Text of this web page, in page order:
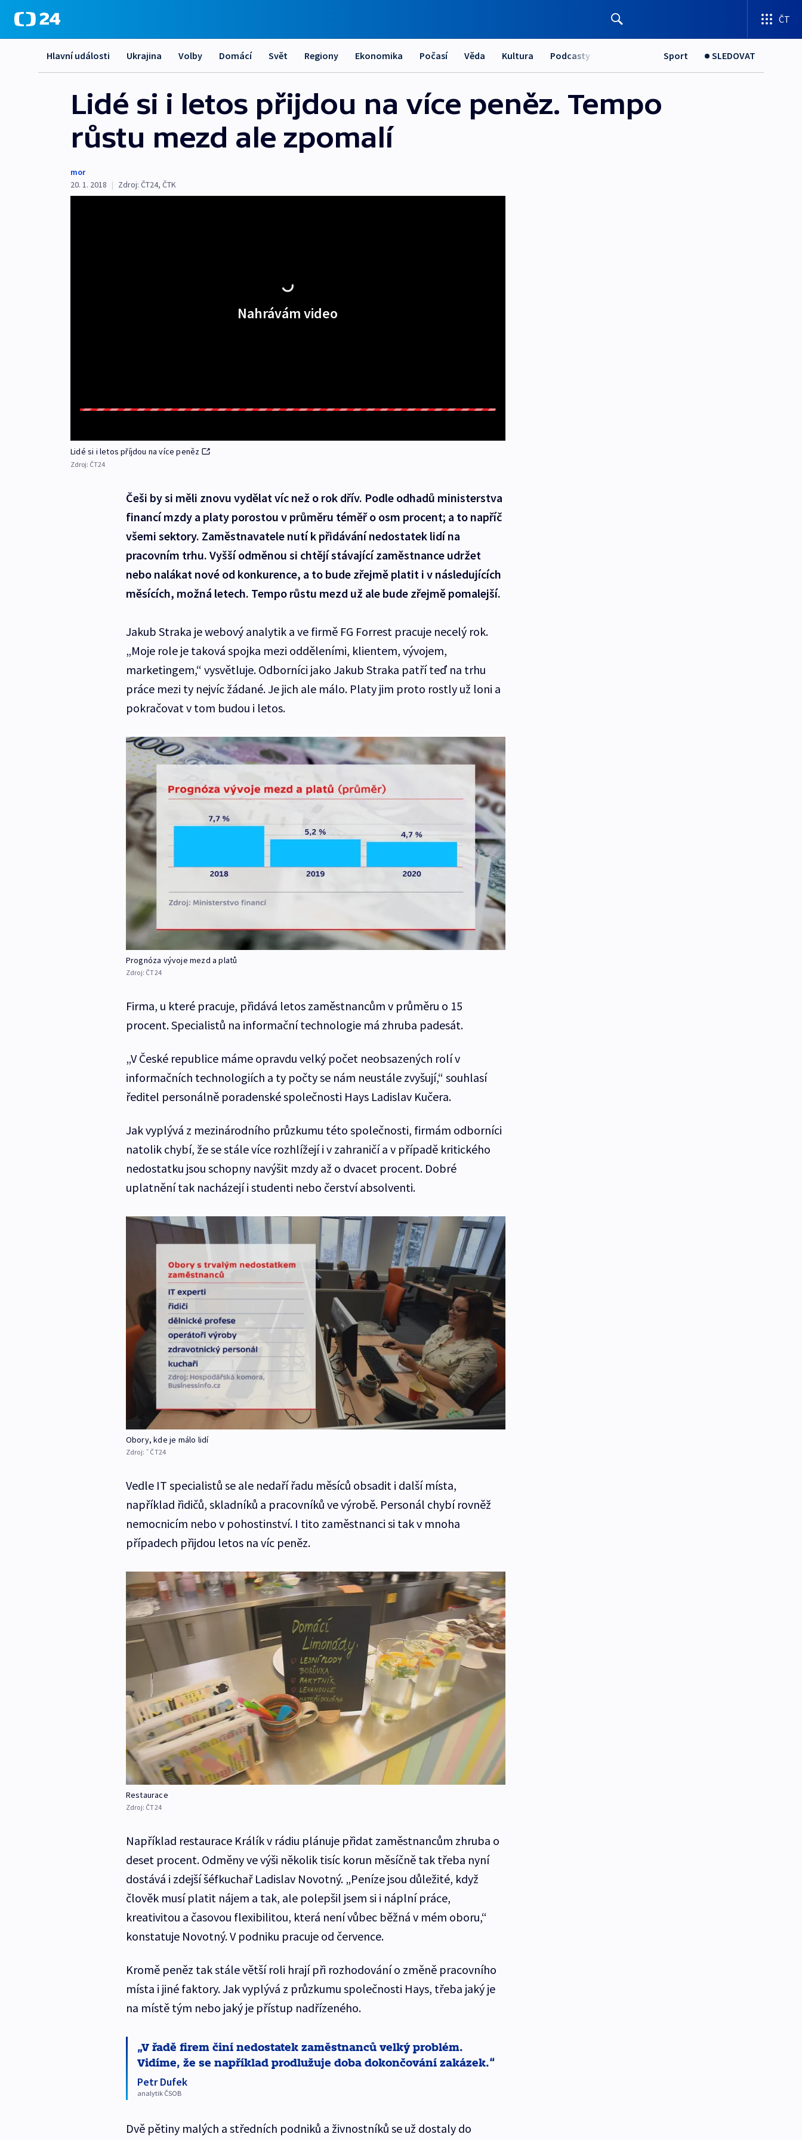
ČT
Hlavní události Ukrajina Volby Domácí Svět Regiony Ekonomika Počasí Věda Kultura Podcasty Sport SLEDOVAT
Lidé si i letos přijdou na více peněz. Tempo
růstu mezd ale zpomalí
mor
20. 1. 2018 | Zdroj: ČT24, ČTK
Nahrávám video
Lidé si i letos příjdou na více peněz
Zdroj: ČT24
Češi by si měli znovu vydělat víc než o rok dřív. Podle odhadů ministerstva
financí mzdy a platy porostou v průměru téměř o osm procent; a to napříč
všemi sektory. Zaměstnavatele nutí k přidávání nedostatek lidí na
pracovním trhu. Vyšší odměnou si chtějí stávající zaměstnance udržet
nebo nalákat nové od konkurence, a to bude zřejmě platit i v následujících
měsících, možná letech. Tempo růstu mezd už ale bude zřejmě pomalejší.
Jakub Straka je webový analytik a ve firmě FG Forrest pracuje necelý rok.
„Moje role je taková spojka mezi odděleními, klientem, vývojem,
marketingem,“ vysvětluje. Odborníci jako Jakub Straka patří teď na trhu
práce mezi ty nejvíc žádané. Je jich ale málo. Platy jim proto rostly už loni a
pokračovat v tom budou i letos.
Prognóza vývoje mezd a platů
Zdroj: ČT24
Firma, u které pracuje, přidává letos zaměstnancům v průměru o 15
procent. Specialistů na informační technologie má zhruba padesát.
„V České republice máme opravdu velký počet neobsazených rolí v
informačních technologiích a ty počty se nám neustále zvyšují,“ souhlasí
ředitel personálně poradenské společnosti Hays Ladislav Kučera.
Jak vyplývá z mezinárodního průzkumu této společnosti, firmám odborníci
natolik chybí, že se stále více rozhlížejí i v zahraničí a v případě kritického
nedostatku jsou schopny navýšit mzdy až o dvacet procent. Dobré
uplatnění tak nacházejí i studenti nebo čerství absolventi.
Obory, kde je málo lidí
Zdroj: ˇČT24
Vedle IT specialistů se ale nedaří řadu měsíců obsadit i další místa,
například řidičů, skladníků a pracovníků ve výrobě. Personál chybí rovněž
nemocnicím nebo v pohostinství. I tito zaměstnanci si tak v mnoha
případech přijdou letos na víc peněz.
Restaurace
Zdroj: ČT24
Například restaurace Králík v rádiu plánuje přidat zaměstnancům zhruba o
deset procent. Odměny ve výši několik tisíc korun měsíčně tak třeba nyní
dostává i zdejší šéfkuchař Ladislav Novotný. „Peníze jsou důležité, když
člověk musí platit nájem a tak, ale polepšil jsem si i náplní práce,
kreativitou a časovou flexibilitou, která není vůbec běžná v mém oboru,“
konstatuje Novotný. V podniku pracuje od července.
Kromě peněz tak stále větší roli hrají při rozhodování o změně pracovního
místa i jiné faktory. Jak vyplývá z průzkumu společnosti Hays, třeba jaký je
na místě tým nebo jaký je přístup nadřízeného.
V řadě firem činí nedostatek zaměstnanců velký problém.
Vidíme, že se například prodlužuje doba dokončování zakázek.
Petr Dufek
analytik ČSOB
Dvě pětiny malých a středních podniků a živnostníků se už dostaly do